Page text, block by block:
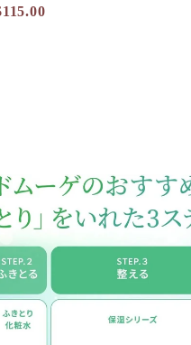
型化妝水 VC Medicated
小林製藥EAUDE MUGE 卸